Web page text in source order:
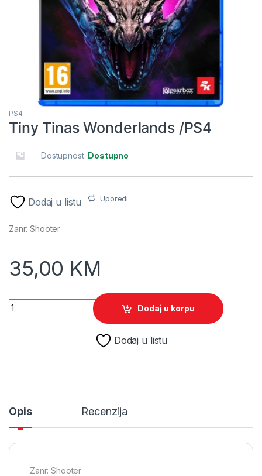
PS4
Tiny Tinas Wonderlands /PS4
Dostupnost: Dostupno
Dodaj u listu Uporedi
Zanr: Shooter
35,00 KM
Tiny Tinas Wonderlands /PS4 quantity
Dodaj u korpu
Dodaj u listu
Opis Recenzija
Zanr: Shooter